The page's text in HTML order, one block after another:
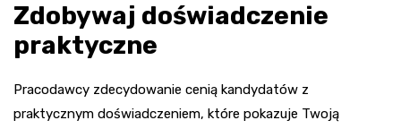
Zdobywaj doświadczenie
praktyczne
Pracodawcy zdecydowanie cenią kandydatów z
praktycznym doświadczeniem, które pokazuje Twoją